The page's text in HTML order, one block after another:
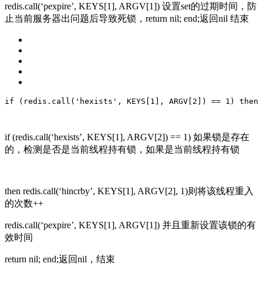
redis.call(‘pexpire’, KEYS[1], ARGV[1]) 设置set的过期时间，防
止当前服务器出问题后导致死锁，return nil; end;返回nil 结束
if (redis.call( 'hexists' , KEYS[ 1 ], ARGV[ 2 ]) == 1 ) then
if (redis.call(‘hexists’, KEYS[1], ARGV[2]) == 1) 如果锁是存在
的，检测是否是当前线程持有锁，如果是当前线程持有锁
then redis.call(‘hincrby’, KEYS[1], ARGV[2], 1)则将该线程重入
的次数++
redis.call(‘pexpire’, KEYS[1], ARGV[1]) 并且重新设置该锁的有
效时间
return nil; end;返回nil，结束